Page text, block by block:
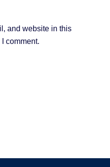
and website in this
comment.